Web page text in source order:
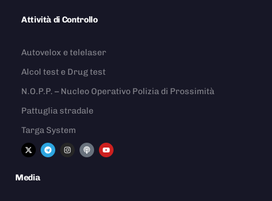
Attività di Controllo
Autovelox e telelaser
Alcol test e Drug test
N.O.P.P. – Nucleo Operativo Polizia di Prossimità
Pattuglia stradale
Targa System
Media